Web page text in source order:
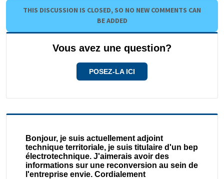
THIS DISCUSSION IS CLOSED, SO NO NEW COMMENTS CAN
BE ADDED
Vous avez une question?
POSEZ-LA ICI
Bonjour, je suis actuellement adjoint
technique territoriale, je suis titulaire d'un bep
électrotechnique. J'aimerais avoir des
informations sur une reconversion au sein de
l'entreprise envie. Cordialement